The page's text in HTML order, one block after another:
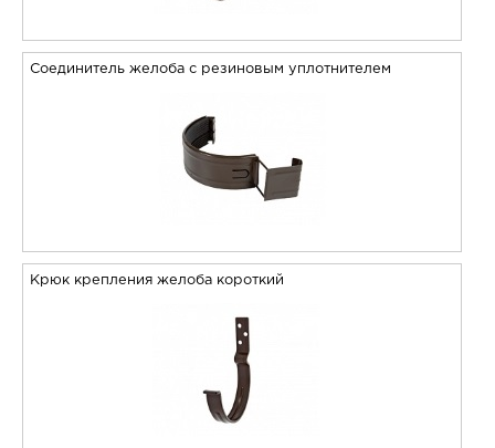
Соединитель желоба с резиновым уплотнителем
Крюк крепления желоба короткий